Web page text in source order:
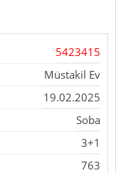
5423415
Müstakil Ev
19.02.2025
Soba
3+1
763